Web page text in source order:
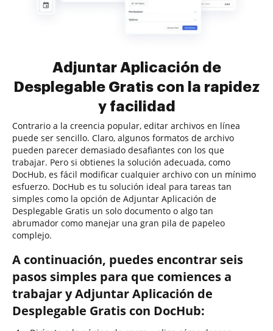
Adjuntar Aplicación de
Desplegable Gratis con la rapidez
y facilidad
Contrario a la creencia popular, editar archivos en línea
puede ser sencillo. Claro, algunos formatos de archivo
pueden parecer demasiado desafiantes con los que
trabajar. Pero si obtienes la solución adecuada, como
DocHub, es fácil modificar cualquier archivo con un mínimo
esfuerzo. DocHub es tu solución ideal para tareas tan
simples como la opción de Adjuntar Aplicación de
Desplegable Gratis un solo documento o algo tan
abrumador como manejar una gran pila de papeleo
complejo.
A continuación, puedes encontrar seis
pasos simples para que comiences a
trabajar y Adjuntar Aplicación de
Desplegable Gratis con DocHub: